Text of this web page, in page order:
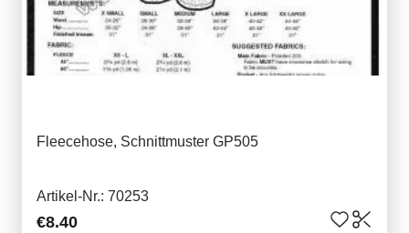
Fleecehose, Schnittmuster GP505
Artikel-Nr.: 70253
€8.40